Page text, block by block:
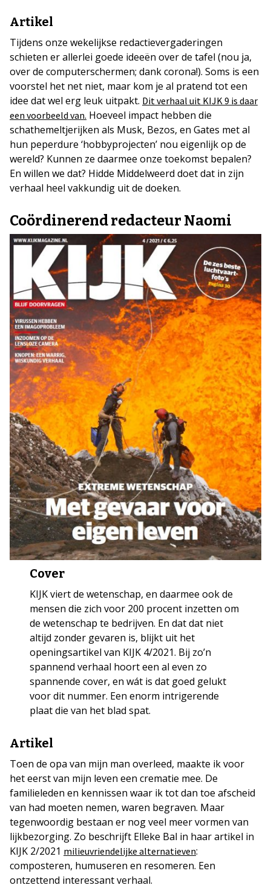
Artikel
Tijdens onze wekelijkse redactievergaderingen
schieten er allerlei goede ideeën over de tafel (nou ja,
over de computerschermen; dank corona!). Soms is een
voorstel het net niet, maar kom je al pratend tot een
idee dat wel erg leuk uitpakt. Dit verhaal uit KIJK 9 is daar
een voorbeeld van. Hoeveel impact hebben die
schathemeltjerijken als Musk, Bezos, en Gates met al
hun peperdure ‘hobbyprojecten’ nou eigenlijk op de
wereld? Kunnen ze daarmee onze toekomst bepalen?
En willen we dat? Hidde Middelweerd doet dat in zijn
verhaal heel vakkundig uit de doeken.
Coördinerend redacteur Naomi
Cover
KIJK viert de wetenschap, en daarmee ook de
mensen die zich voor 200 procent inzetten om
de wetenschap te bedrijven. En dat dat niet
altijd zonder gevaren is, blijkt uit het
openingsartikel van KIJK 4/2021. Bij zo’n
spannend verhaal hoort een al even zo
spannende cover, en wát is dat goed gelukt
voor dit nummer. Een enorm intrigerende
plaat die van het blad spat.
Artikel
Toen de opa van mijn man overleed, maakte ik voor
het eerst van mijn leven een crematie mee. De
familieleden en kennissen waar ik tot dan toe afscheid
van had moeten nemen, waren begraven. Maar
tegenwoordig bestaan er nog veel meer vormen van
lijkbezorging. Zo beschrijft Elleke Bal in haar artikel in
KIJK 2/2021 milieuvriendelijke alternatieven:
composteren, humuseren en resomeren. Een
ontzettend interessant verhaal.